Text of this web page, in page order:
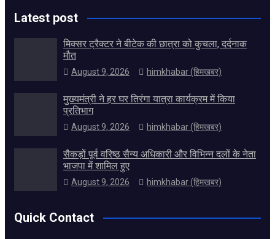
Latest post
मिक्सर ट्रैक्टर ने बीटेक की छात्रा को कुचला, दर्दनाक
मौत
August 9, 2026 himkhabar (हिमखबर)
मुख्यमंत्री ने हर घर तिरंगा यात्रा कार्यक्रम में किया
प्रतिभाग
August 9, 2026 himkhabar (हिमखबर)
सैकड़ों पूर्व वरिष्ठ सैन्य अधिकारी और विभिन्न दलों के नेता
भाजपा में शामिल हुए
August 9, 2026 himkhabar (हिमखबर)
Quick Contact